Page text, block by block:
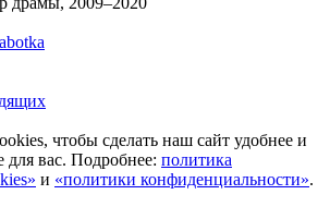
чтобы сделать наш сайт удобнее и
для вас. Подробнее: политика
и «политики конфиденциальности».